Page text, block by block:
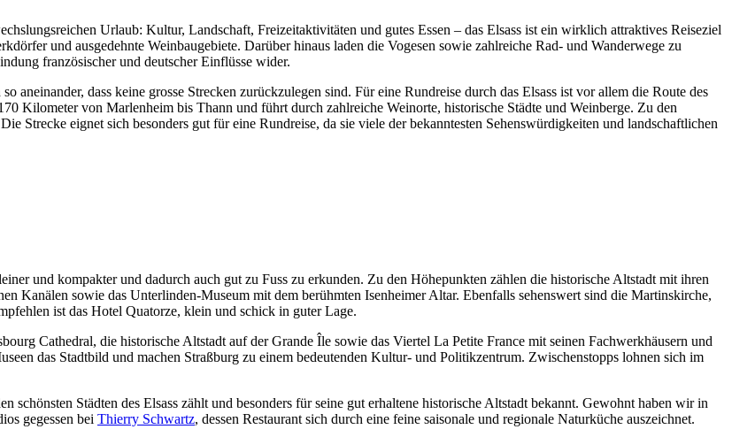
Urlaub: Kultur, Landschaft, Freizeitaktivitäten und gutes Essen – das Elsass ist ein wirklich attraktives Reiseziel
und ausgedehnte Weinbaugebiete. Darüber hinaus laden die Vogesen sowie zahlreiche Rad- und Wanderwege zu
französischer und deutscher Einflüsse wider.
aneinander, dass keine grosse Strecken zurückzulegen sind. Für eine Rundreise durch das Elsass ist vor allem die Route des
Kilometer von Marlenheim bis Thann und führt durch zahlreiche Weinorte, historische Städte und Weinberge. Zu den
Strecke eignet sich besonders gut für eine Rundreise, da sie viele der bekanntesten Sehenswürdigkeiten und landschaftlichen
und kompakter und dadurch auch gut zu Fuss zu erkunden. Zu den Höhepunkten zählen die historische Altstadt mit ihren
Kanälen sowie das Unterlinden-Museum mit dem berühmten Isenheimer Altar. Ebenfalls sehenswert sind die Martinskirche,
ist das Hotel Quatorze, klein und schick in guter Lage.
Cathedral, die historische Altstadt auf der Grande Île sowie das Viertel La Petite France mit seinen Fachwerkhäusern und
das Stadtbild und machen Straßburg zu einem bedeutenden Kultur- und Politikzentrum. Zwischenstopps lohnen sich im
schönsten Städten des Elsass zählt und besonders für seine gut erhaltene historische Altstadt bekannt. Gewohnt haben wir in
gegessen bei Thierry Schwartz, dessen Restaurant sich durch eine feine saisonale und regionale Naturküche auszeichnet.